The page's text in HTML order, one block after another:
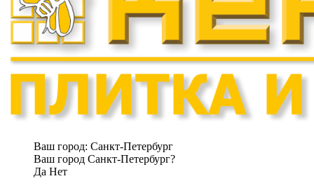
Ваш город: Санкт-Петербург
Ваш город Санкт-Петербург?
Да Нет